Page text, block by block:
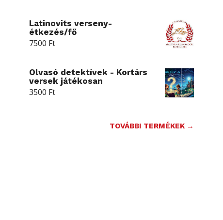
Latinovits verseny-
étkezés/fő
7500 Ft
Olvasó detektívek - Kortárs
versek játékosan
3500 Ft
TOVÁBBI TERMÉKEK →